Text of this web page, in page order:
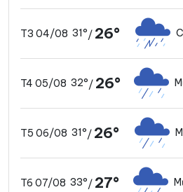
T3 04/08 31°/ 26°
T4 05/08 32°/ 26°
T5 06/08 31°/ 26°
T6 07/08 33°/ 27°